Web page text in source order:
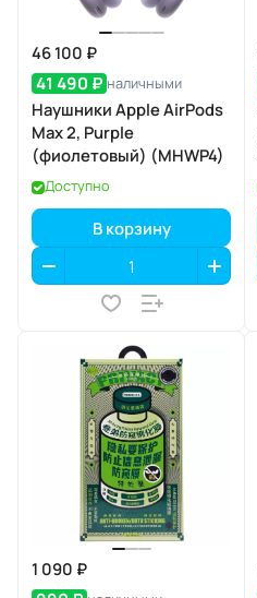
46 100 ₽
41 490 ₽ наличными
Наушники Apple AirPods
Max 2, Purple
(фиолетовый) (MHWP4)
Доступно
В корзину
1 090 ₽